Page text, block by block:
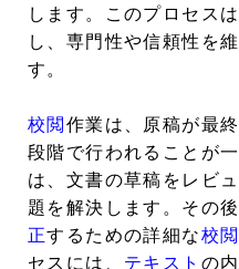
します。このプロセス
し、専門性や信頼性を
す。
校閲 作業は、原稿が最
段階で行われることが
は、文書の草稿をレビ
題を解決します。その
正するための詳細な校閲
セスには、 テキスト の